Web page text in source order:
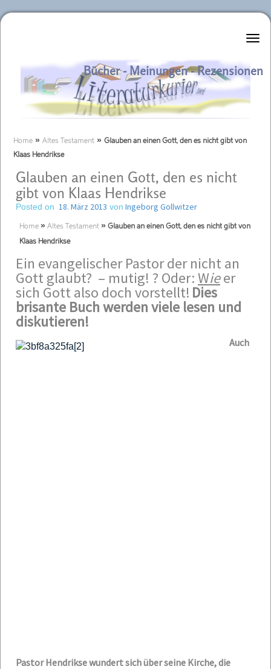
Literaturkurier.net
Bücher - Meinungen - Rezensionen
Home » Altes Testament » Glauben an einen Gott, den es nicht gibt von
Klaas Hendrikse
Glauben an einen Gott, den es nicht
gibt von Klaas Hendrikse
Posted on 18. März 2013 von Ingeborg Gollwitzer
Home » Altes Testament » Glauben an einen Gott, den es nicht gibt von
Klaas Hendrikse
Ein evangelischer Pastor der nicht an
Gott glaubt? – mutig! ? Oder:Wieer
sich Gott also doch vorstellt! Dies
brisante Buch werden viele lesen und
diskutieren!
Auch
Pastor Hendrikse wundert sich über seine Kirche, die